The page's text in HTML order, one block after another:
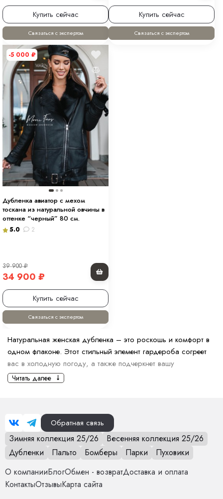
Купить сейчас
Связаться с экспертом
Купить сейчас
Связаться с экспертом
-5 000 ₽
Дубленка авиатор с мехом
тоскана из натуральной овчины в
оттенке “черный” 80 см.
5.0 2
39 900₽
34 900 ₽
Купить сейчас
Связаться с экспертом
Натуральная женская дубленка – это роскошь и комфорт в
одном флаконе. Этот стильный элемент гардероба согреет
вас в холодную погоду, а также подчеркнет вашу
элегантность. Хотите купить натуральную женскую дубленку?
разных стилей и событий.
Подойдет ли женская дубленка
из овчины для зимы?
Да, она подходит для зимы. Потому что:
У овчины отличные теплоизоляционные характеристики.
Это сохраняет тепло даже в сильный мороз.
Читать далее
Обратная связь
Зимняя коллекция 25/26
Весенняя коллекция 25/26
Дубленки
Пальто Бомберы Парки
Пуховики
О компанииБлогОбмен - возвратДоставка и оплата
КонтактыОтзывыКарта сайта